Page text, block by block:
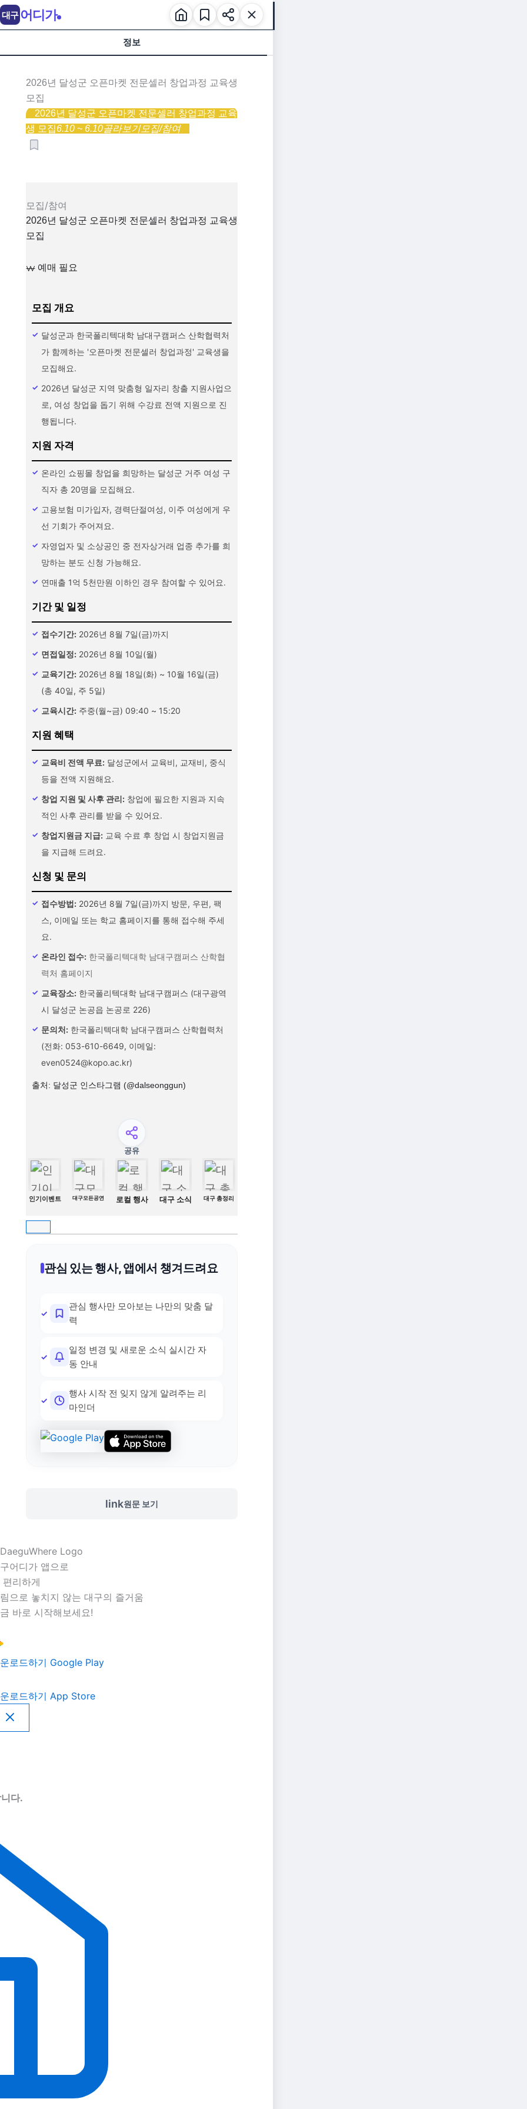
정보
2026년 달성군 오픈마켓 전문셀러 창업과정 교육생
모집
2026년 달성군 오픈마켓 전문셀러 창업과정 교육
생 모집6.10 ~ 6.10골라보기모집/참여
모집/참여
2026년 달성군 오픈마켓 전문셀러 창업과정 교육생
모집
예매 필요
모집 개요
달성군과 한국폴리텍대학 남대구캠퍼스 산학협력처
가 함께하는 '오픈마켓 전문셀러 창업과정' 교육생을
모집해요.
2026년 달성군 지역 맞춤형 일자리 창출 지원사업으
로, 여성 창업을 돕기 위해 수강료 전액 지원으로 진
행됩니다.
지원 자격
온라인 쇼핑몰 창업을 희망하는 달성군 거주 여성 구
직자 총 20명을 모집해요.
고용보험 미가입자, 경력단절여성, 이주 여성에게 우
선 기회가 주어져요.
자영업자 및 소상공인 중 전자상거래 업종 추가를 희
망하는 분도 신청 가능해요.
연매출 1억 5천만원 이하인 경우 참여할 수 있어요.
기간 및 일정
접수기간: 2026년 8월 7일(금)까지
면접일정: 2026년 8월 10일(월)
교육기간: 2026년 8월 18일(화) ~ 10월 16일(금)
(총 40일, 주 5일)
교육시간: 주중(월~금) 09:40 ~ 15:20
지원 혜택
교육비 전액 무료: 달성군에서 교육비, 교재비, 중식
등을 전액 지원해요.
창업 지원 및 사후 관리: 창업에 필요한 지원과 지속
적인 사후 관리를 받을 수 있어요.
창업지원금 지급: 교육 수료 후 창업 시 창업지원금
을 지급해 드려요.
신청 및 문의
접수방법: 2026년 8월 7일(금)까지 방문, 우편, 팩
스, 이메일 또는 학교 홈페이지를 통해 접수해 주세
요.
온라인 접수: 한국폴리텍대학 남대구캠퍼스 산학협
력처 홈페이지
교육장소: 한국폴리텍대학 남대구캠퍼스 (대구광역
시 달성군 논공읍 논공로 226)
문의처: 한국폴리텍대학 남대구캠퍼스 산학협력처
(전화: 053-610-6649, 이메일:
even0524@kopo.ac.kr)
출처: 달성군 인스타그램 (@dalseonggun)
공유
인기이벤트 대구모든공연 로컬 행사 대구 소식 대구 총정리
관심 있는 행사, 앱에서 챙겨드려요
관심 행사만 모아보는 나만의 맞춤 달
력
일정 변경 및 새로운 소식 실시간 자
동 안내
행사 시작 전 잊지 않게 알려주는 리
마인더
link원문 보기
대구 어디가
어디가 앱으로
편리하게
으로 놓치지 않는 대구의 즐거움
바로 시작해보세요!
로드하기 Google Play
로드하기 App Store
다.